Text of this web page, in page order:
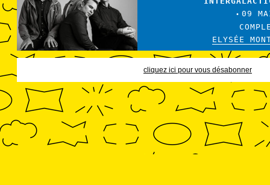
• 09
ELYSÉE
cliquez ici pour vous désabonner